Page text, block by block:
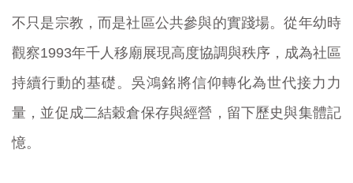
不只是宗教，而是社區公共參與的實踐場。從年幼時
觀察1993年千人移廟展現高度協調與秩序，成為社區
持續行動的基礎。吳鴻銘將信仰轉化為世代接力力
量，並促成二結穀倉保存與經營，留下歷史與集體記
憶。